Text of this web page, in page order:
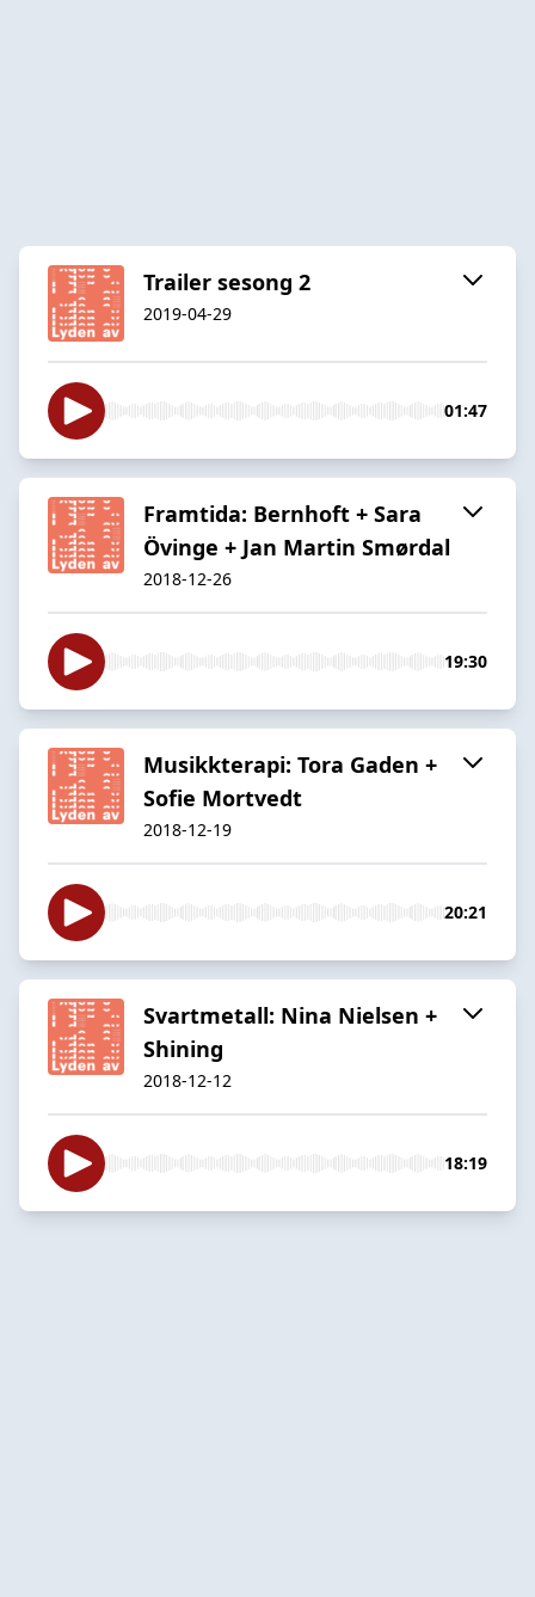
Trailer sesong 2
2019-04-29
01:47
Framtida: Bernhoft + Sara
Övinge + Jan Martin Smørdal
2018-12-26
19:30
Musikkterapi: Tora Gaden +
Sofie Mortvedt
2018-12-19
20:21
Svartmetall: Nina Nielsen +
Shining
2018-12-12
18:19